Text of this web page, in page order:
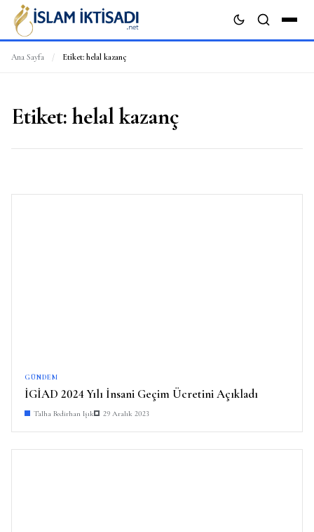
Ana Sayfa / Etiket: helal kazanç
Etiket:helal kazanç
GÜNDEM
İGİAD 2024 Yılı İnsani Geçim Ücretini Açıkladı
Talha Bedirhan Işık 29 Aralık 2023